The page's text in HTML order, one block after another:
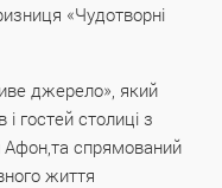
«Чудотворні
джерело», який
гостей столиці з
спрямований
життя